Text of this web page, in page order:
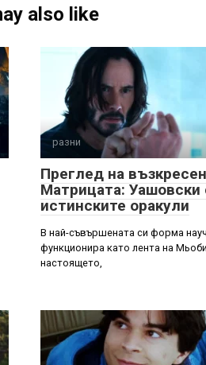
also like
разни
Преглед на
Матрицата: Уашовски
истинските оракули
В най-съвършената си форма
функционира като лента на
настоящето,